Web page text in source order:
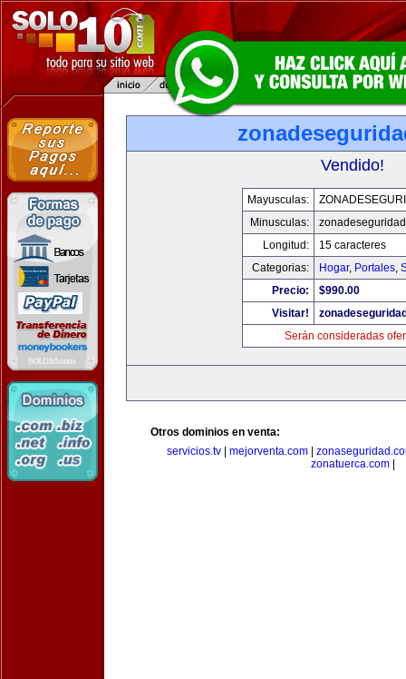
Vendido!
Mayusculas:
Minusculas:
Longitud:
15 caracteres
Categorias:
Hogar, Portales,
Precio:
$990.00
Visitar!
Serán consideradas
Otros dominios en venta:
servicios.tv| mejorventa.com|
zonatuerca.com|